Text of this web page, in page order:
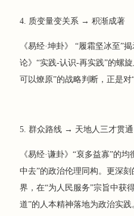
4. 质变量变关系 → 积渐成著
《易经·坤卦》 “履霜坚冰至”
论》“实践-认识-再实践”的螺
可以燎原”的战略判断，正是对
5. 群众路线 → 天地人三才贯通
《易经·谦卦》“裒多益寡”的
中去”的政治伦理同构。更深刻
界，在“为人民服务”宗旨中获
道”的人本精神落地为政治实践